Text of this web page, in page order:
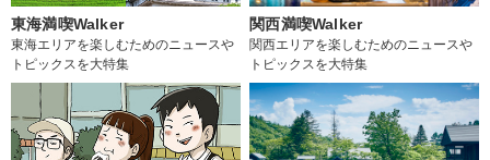
東海満喫Walker
東海エリアを楽しむためのニュースや
トピックスを大特集
関西満喫Walker
関西エリアを楽しむためのニュースや
トピックスを大特集